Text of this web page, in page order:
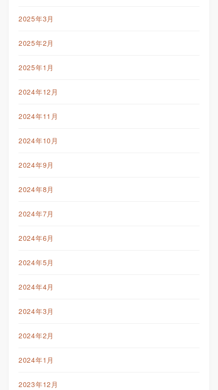
2025年3月
2025年2月
2025年1月
2024年12月
2024年11月
2024年10月
2024年9月
2024年8月
2024年7月
2024年6月
2024年5月
2024年4月
2024年3月
2024年2月
2024年1月
2023年12月